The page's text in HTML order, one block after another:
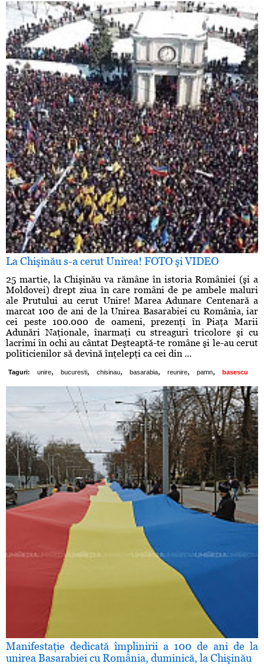
La Chişinău s-a cerut Unirea! FOTO şi VIDEO
25 martie, la Chişinău va rămâne în istoria României (şi a
Moldovei) drept ziua în care români de pe ambele maluri
ale Prutului au cerut Unire! Marea Adunare Centenară a
marcat 100 de ani de la Unirea Basarabiei cu România, iar
cei peste 100.000 de oameni, prezenţi în Piaţa Marii
Adunări Naţionale, înarmaţi cu streaguri tricolore şi cu
lacrimi în ochi au cântat Deşteaptă-te române şi le-au cerut
politicienilor să devină înţelepţi ca cei din ...
Taguri: unire, bucuresti, chisinau, basarabia, reunire, pamn, basescu
Manifestaţie dedicată împlinirii a 100 de ani de la
unirea Basarabiei cu România, duminică, la Chişinău